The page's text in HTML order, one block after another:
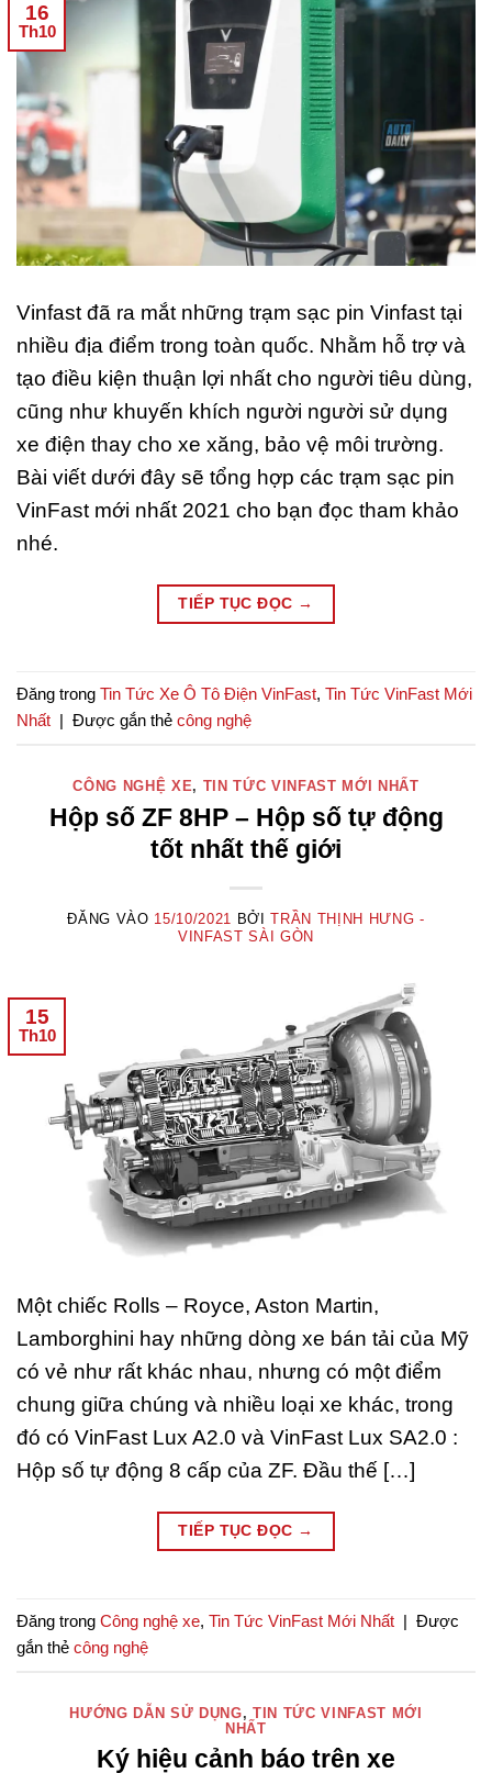
16
Th10
Vinfast đã ra mắt những trạm sạc pin Vinfast tại
nhiều địa điểm trong toàn quốc. Nhằm hỗ trợ và
tạo điều kiện thuận lợi nhất cho người tiêu dùng,
cũng như khuyến khích người người sử dụng
xe điện thay cho xe xăng, bảo vệ môi trường.
Bài viết dưới đây sẽ tổng hợp các trạm sạc pin
VinFast mới nhất 2021 cho bạn đọc tham khảo
nhé.
TIẾP TỤC ĐỌC →
Đăng trong Tin Tức Xe Ô Tô Điện VinFast, Tin Tức VinFast Mới
Nhất | Được gắn thẻ công nghệ
CÔNG NGHỆ XE, TIN TỨC VINFAST MỚI NHẤT
Hộp số ZF 8HP – Hộp số tự động
tốt nhất thế giới
ĐĂNG VÀO 15/10/2021 BỞITRẦN THỊNH HƯNG -
VINFAST SÀI GÒN
15
Th10
Một chiếc Rolls – Royce, Aston Martin,
Lamborghini hay những dòng xe bán tải của Mỹ
có vẻ như rất khác nhau, nhưng có một điểm
chung giữa chúng và nhiều loại xe khác, trong
đó có VinFast Lux A2.0 và VinFast Lux SA2.0 :
Hộp số tự động 8 cấp của ZF. Đầu thế […]
TIẾP TỤC ĐỌC →
Đăng trong Công nghệ xe, Tin Tức VinFast Mới Nhất | Được
gắn thẻ công nghệ
HƯỚNG DẪN SỬ DỤNG, TIN TỨC VINFAST MỚI
NHẤT
Ký hiệu cảnh báo trên xe